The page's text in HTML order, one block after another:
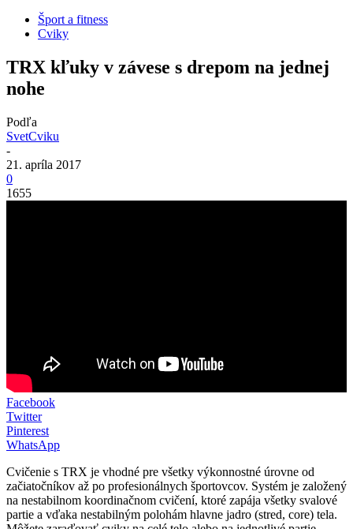
Šport a fitness
Cviky
TRX kľuky v závese s drepom na jednej
nohe
Podľa
SvetCviku
-
21. apríla 2017
0
1655
Facebook
Twitter
Pinterest
WhatsApp
Cvičenie s TRX je vhodné pre všetky výkonnostné úrovne od
začiatočníkov až po profesionálnych športovcov. Systém je založený
na nestabilnom koordinačnom cvičení, ktoré zapája všetky svalové
partie a vďaka nestabilným polohám hlavne jadro (stred, core) tela.